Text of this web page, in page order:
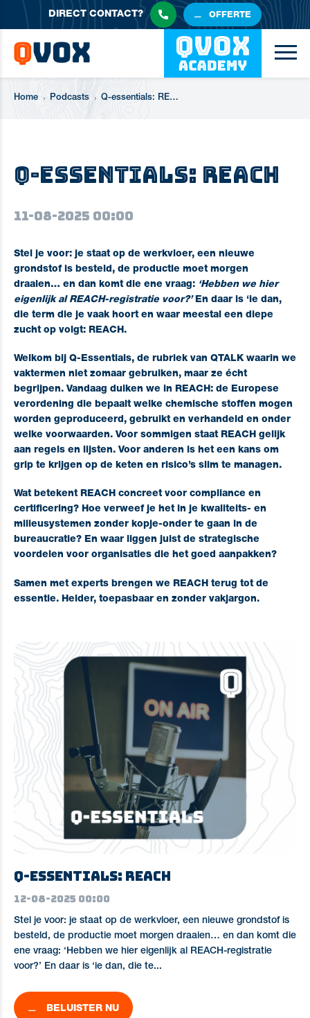
DIRECTCONTACT? OFFERTE
Home Podcasts Q-essentials: REACH (1)
Q-essentials: REACH
11-08-2025 00:00
Stel je voor: je staat op de werkvloer, een nieuwe
grondstof is besteld, de productie moet morgen
draaien… en dan komt die ene vraag: ‘Hebben we hier
eigenlijk al REACH-registratie voor?’ En daar is ‘ie dan,
die term die je vaak hoort en waar meestal een diepe
zucht op volgt: REACH.
Welkom bij Q-Essentials, de rubriek van QTALK waarin we
vaktermen niet zomaar gebruiken, maar ze écht
begrijpen. Vandaag duiken we in REACH: de Europese
verordening die bepaalt welke chemische stoffen mogen
worden geproduceerd, gebruikt en verhandeld en onder
welke voorwaarden. Voor sommigen staat REACH gelijk
aan regels en lijsten. Voor anderen is het een kans om
grip te krijgen op de keten en risico’s slim te managen.
Wat betekent REACH concreet voor compliance en
certificering? Hoe verweef je het in je kwaliteits- en
milieusystemen zonder kopje-onder te gaan in de
bureaucratie? En waar liggen juist de strategische
voordelen voor organisaties die het goed aanpakken?
Samen met experts brengen we REACH terug tot de
essentie. Helder, toepasbaar en zonder vakjargon.
Q-essentials: REACH
12-08-2025 00:00
Stel je voor: je staat op de werkvloer, een nieuwe grondstof is
besteld, de productie moet morgen draaien… en dan komt die
ene vraag: ‘Hebben we hier eigenlijk al REACH-registratie
voor?’ En daar is ‘ie dan, die te...
BELUISTER NU